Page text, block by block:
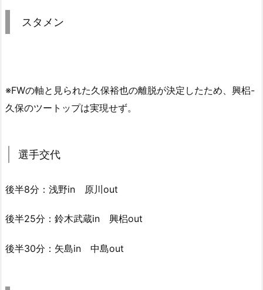
スタメン
※FWの軸と見られた久保裕也の離脱が決定したため、興梠-
久保のツートップは実現せず。
選手交代
後半8分：浅野in 原川out
後半25分：鈴木武蔵in 興梠out
後半30分：矢島in 中島out